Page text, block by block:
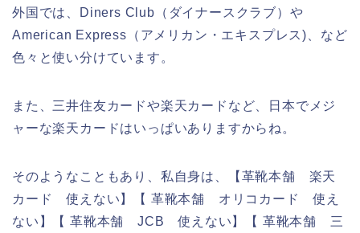
外国では、Diners Club（ダイナースクラブ）や
American Express（アメリカン・エキスプレス)、など
色々と使い分けています。
また、三井住友カードや楽天カードなど、日本でメジ
ャーな楽天カードはいっぱいありますからね。
そのようなこともあり、私自身は、【革靴本舗 楽天
カード 使えない】【 革靴本舗 オリコカード 使え
ない】【 革靴本舗 JCB 使えない】【 革靴本舗 三